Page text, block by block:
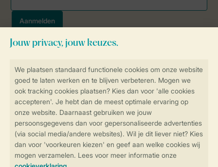
Controle over jouw gegevens &
privacy
SSL certificaat
Veilige gegevensoverdracht
Veilige betaling